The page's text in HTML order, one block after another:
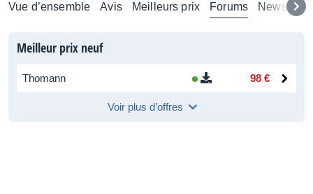
Vue d’ensemble Avis Meilleurs prix Forums News
Meilleur prix neuf
Thomann 98 €
Voir plus d’offres